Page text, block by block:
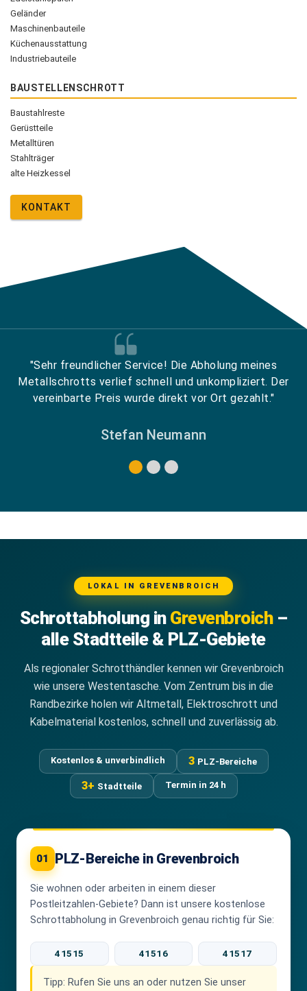
Geländer
Maschinenbauteile
Küchenausstattung
Industriebauteile
BAUSTELLENSCHROTT
Baustahlreste
Gerüstteile
Metalltüren
Stahlträger
alte Heizkessel
KONTAKT
"Sehr freundlicher Service! Die Abholung meines
Metallschrotts verlief schnell und unkompliziert. Der
vereinbarte Preis wurde direkt vor Ort gezahlt."
Stefan Neumann
LOKAL IN GREVENBROICH
Schrottabholung in Grevenbroich–
alle Stadtteile & PLZ-Gebiete
Als regionaler Schrotthändler kennen wir Grevenbroich
wie unsere Westentasche. Vom Zentrum bis in die
Randbezirke holen wir Altmetall, Elektroschrott und
Kabelmaterial kostenlos, schnell und zuverlässig ab.
Kostenlos & unverbindlich 3 PLZ-Bereiche
3+ Stadtteile Termin in 24 h
01 PLZ-Bereiche in Grevenbroich
Sie wohnen oder arbeiten in einem dieser
Postleitzahlen-Gebiete? Dann ist unsere kostenlose
Schrottabholung in Grevenbroich genau richtig für Sie:
41515 41516 41517
Tipp: Rufen Sie uns an oder nutzen Sie unser